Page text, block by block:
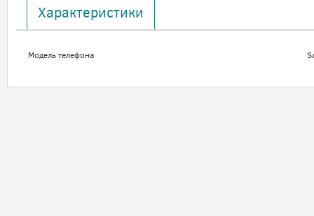
Характеристики
Модель телефона